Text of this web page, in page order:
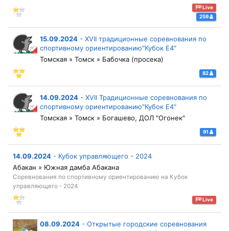
Live
259
15.09.2024 - XVII традиционные соревнования по
спортивному ориентированию"Кубок Е4"
Томская » Томск » Бабочка (просека)
82
14.09.2024 - XVII Традиционные соревнования по
спортивному ориентированию"Кубок Е4"
Томская » Томск » Богашево, ДОЛ "Огонек"
91
14.09.2024 - Кубок управляющего - 2024
Абакан » Южная дамба Абакана
Соревнования по спортивному ориентированию на Кубок
управляющего - 2024
Live
08.09.2024 - Открытые городские соревнования